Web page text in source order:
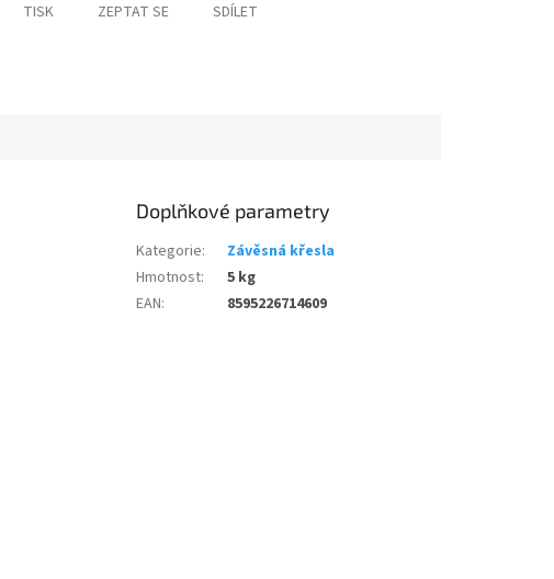
TISK ZEPTAT SE SDÍLET
Doplňkové parametry
Kategorie:
Závěsná křesla
Hmotnost:
5 kg
EAN: 8595226714609